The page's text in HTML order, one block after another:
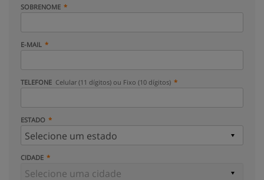
SOBRENOME
E-MAIL
TELEFONE Celular (11 dígitos) ou Fixo (10 dígitos)
ESTADO
CIDADE